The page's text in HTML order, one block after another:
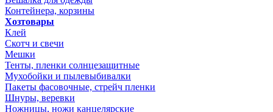
Контейнера, корзины
Хозтовары
Клей
Скотч и свечи
Мешки
Тенты, пленки солнцезащитные
Мухобойки и пылевыбивалки
Пакеты фасовочные, стрейч пленки
Шнуры, веревки
Ножницы, ножи канцелярские